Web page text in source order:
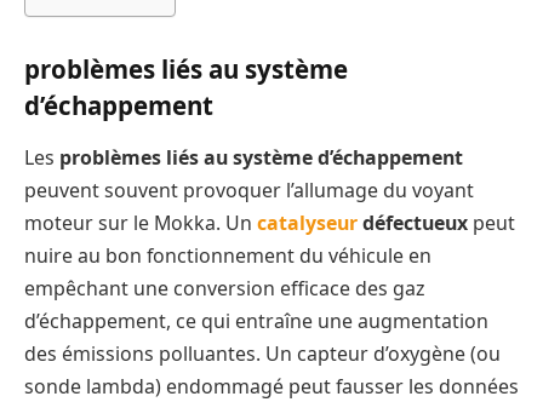
problèmes liés au système
d’échappement
Les problèmes liés au système d’échappement
peuvent souvent provoquer l’allumage du voyant
moteur sur le Mokka. Un catalyseurdéfectueux peut
nuire au bon fonctionnement du véhicule en
empêchant une conversion efficace des gaz
d’échappement, ce qui entraîne une augmentation
des émissions polluantes. Un capteur d’oxygène (ou
sonde lambda) endommagé peut fausser les données